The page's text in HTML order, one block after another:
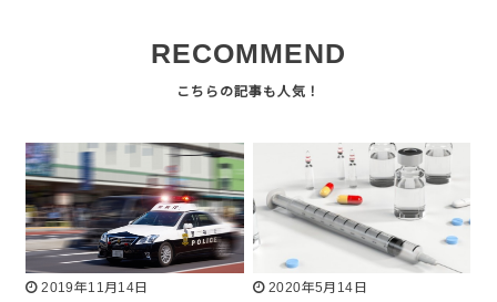
RECOMMEND
2019年11月14日
2020年5月14日